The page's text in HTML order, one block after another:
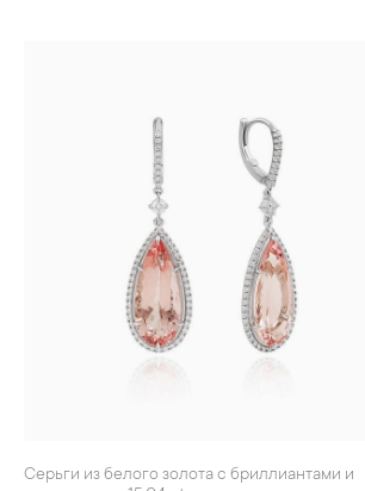
Серьги из белого золота с бриллиантами и